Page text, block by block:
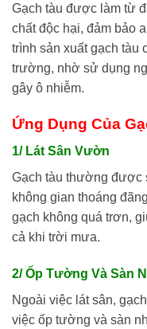
Gạch tàu được làm từ
chất độc hại, đảm bảo
trình sản xuất gạch tàu
trường, nhờ sử dụng
gây ô nhiễm.
Ứng Dụng Của
1/ Lát Sân Vườn
Gạch tàu thường được
không gian thoáng
gạch không quá trơn,
cả khi trời mưa.
2/ Ốp Tường Và Sàn
Ngoài việc lát sân,
việc ốp tường và sàn